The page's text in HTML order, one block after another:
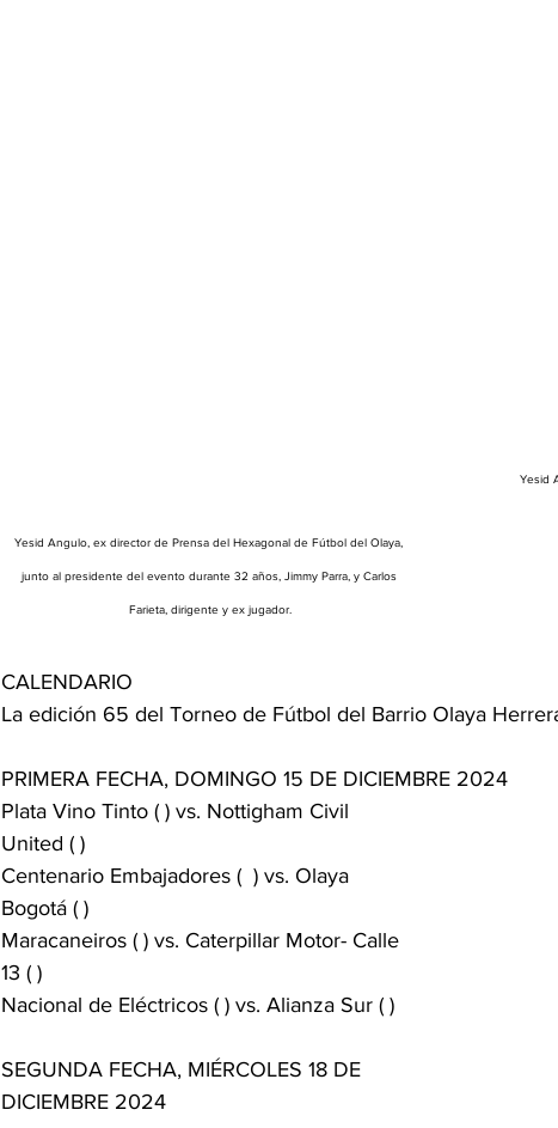
Yesid Angulo, ex director de Prensa del Hexagonal de Fútbol del Olaya,
junto al presidente del evento durante 32 años, Jimmy Parra, y Carlos
Farieta, dirigente y ex jugador.
Yesid
CALENDARIO
La edición 65 del Torneo de Fútbol del Barrio Olaya
PRIMERA FECHA, DOMINGO 15 DE DICIEMBRE 2024
Plata Vino Tinto ( ) vs. Nottigham Civil
United ( )
Centenario Embajadores (  ) vs. Olaya
Bogotá ( )
Maracaneiros ( ) vs. Caterpillar Motor- Calle
13 ( )
Nacional de Eléctricos ( ) vs. Alianza Sur ( )
SEGUNDA FECHA, MIÉRCOLES 18 DE
DICIEMBRE 2024